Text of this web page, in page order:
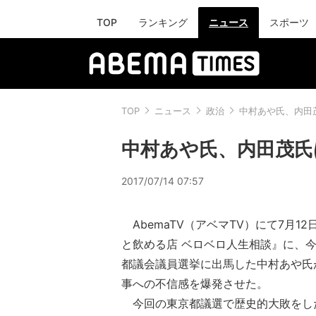
TOP ランキング ニュース スポーツ
TOP ニュース 政治 中村あや氏、内田
中村あや氏、内田茂
2017/07/14 07:57
AbemaTV（アベマTV）にて7月12
と飲める店 ベロベロ人生相談』に、
都議会議員選挙に出馬した中村あや
事への不信感を爆発させた。
今回の東京都議選で歴史的大敗をし